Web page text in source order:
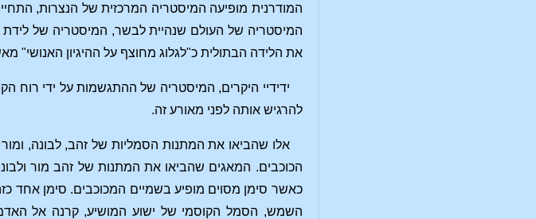
המודרנית מופיעה המיסטריה המרכזית של הנצרות,
המיסטריה של העולם שנהיית לבשר, המיסטריה של
את הלידה הבתולית כ"לגלוג מחוצף על ההיגיון
ידידיי היקרים, המיסטריה של ההתגשמות על ידי
להרגיש אותה לפני מאורע זה.
אלו שהביאו את המתנות הסמליות של זהב, לבונה,
הכוכבים. המאגים שהביאו את המתנות של זהב מור
השמש, הסמל הקוסמי של ישוע המושיע, קרנה אל